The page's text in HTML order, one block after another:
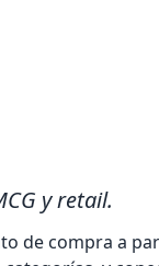
y retail.
de compra a